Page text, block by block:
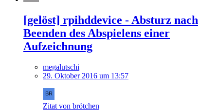
[gelöst] rpihddevice - Absturz nach
Beenden des Abspielens einer
Aufzeichnung
megalutschi
29. Oktober 2016 um 13:57
Zitat von brötchen